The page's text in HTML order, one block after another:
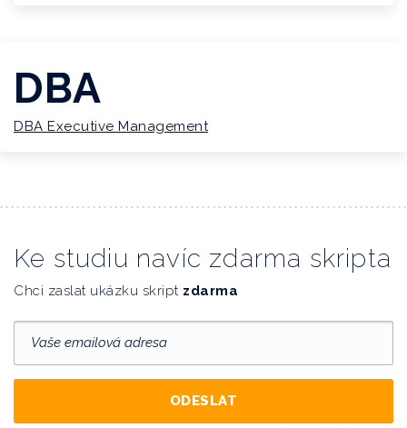
DBA
DBA Executive Management
Ke studiu navíc zdarma skripta
Chci zaslat ukázku skript zdarma